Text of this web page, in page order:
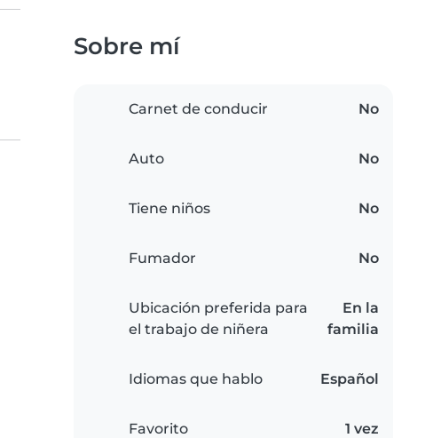
Sobre mí
Carnet de conducir No
Auto No
Tiene niños No
Fumador No
Ubicación preferida para
el trabajo de niñera
En la
familia
Idiomas que hablo Español
Favorito 1 vez